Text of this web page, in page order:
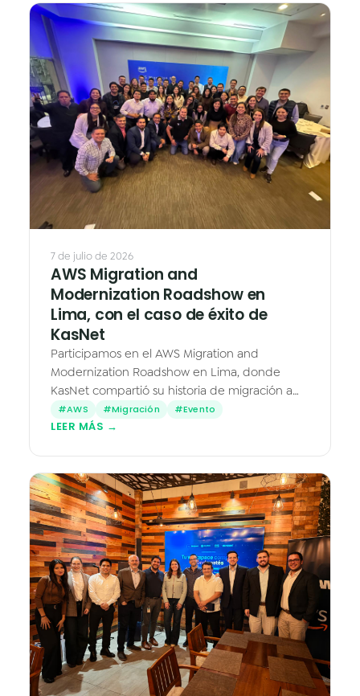
Vision AI
IoT
Cloud Native Apps
Asistente Virtual AI - Chatbot
Caleidos
7 de julio de 2026
AWS Migration and
Modernization Roadshow en
Lima, con el caso de éxito de
KasNet
Participamos en el AWS Migration and
Modernization Roadshow en Lima, donde
KasNet compartió su historia de migración a
AWS de la mano de Eduardo Zúñiga Dávila,
Gerente Cloud & Operaciones.
#AWS #Migración #Evento
LEER MÁS →
Caleidos